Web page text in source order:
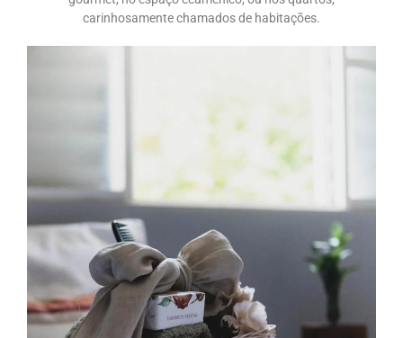
carinhosamente chamados de habitações.